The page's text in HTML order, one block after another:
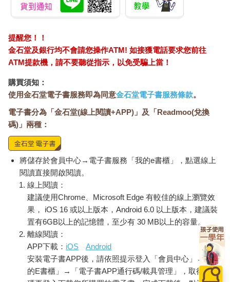
「挑毛病式教養」、「不斷比較小孩」及「不陪孩子面對挫
孩子常常感到爸媽不理解、或不願理解自己，同時覺得不斷被爸
媽、環境或師長逼著要比別人更優秀。
面對不合理的考試與課業量，學生像是腹背受敵，回到家經常得
不到家長的諒解。家長可能因為擔心小孩的程度跟不上，而別無
選擇地站在孩子的對立面，逼孩子考試拿高分。
最後，孩子在學校受挫，回到家裡又無人理解，就只剩下手機螢
幕後的世界能接納他了。
●受不了被逼著考試的人生
某天深夜兩點，突然收到晨曦來訊：「老師，我手機玩到停不下
來，我該怎麼辦？我怕跟爸媽講會被罵得更慘。」
收到這樣的訊息，我知道螢幕另一端的晨曦狀況肯定很糟。我立
刻安慰她，試著緩和她的情緒。「別擔心，我陪你面對。你現在
心情還好嗎？可以跟我說你之前的學習經歷嗎？」
晨曦回訊說，她再也受不了一直被逼著考試的人生。她形容自己
是典型被評量、考卷養大的小孩，不知從幾歲起，一次次的大小
考試都要被比較。她爸媽常說：「別人可以，你為什麼不行？」
每次念了書還考不好，自我否定已經很難受，回家再被爸媽補兩
刀，讓她坐在書桌前，只覺得書本攤在桌上，好像血盆大口會咬
「不知不覺地，我覺得手機螢幕後的世界，好溫暖、好迷人。」
晨曦的訊息再次印證我的觀察。對這些學生而言，學習太痛苦。
提醒您！！
金石堂及銀行均不會請您操作ATM! 如接獲電話要求您前往
ATM提款機，請不要聽從指示，以免受騙上當！
購買須知：
使用金石堂電子書服務即為同意金石堂電子書服務條款。
電子書分為「金石堂(線上閱讀+APP)」及「Readmoo(兌換
碼)」兩種：
將儲存於會員中心→電子書服務「我的e書櫃」，點選線上
閱讀直接開啟閱讀。
線上閱讀：
建議使用Chrome、Microsoft Edge 有較佳的線上瀏覽效
果， iOS 16 或以上版本，Android 6.0 以上版本，建議裝
置有6GB以上的記憶體，至少有 30 MB以上的容量。
離線閱讀：
APP下載： iOS
Android
安裝電子書APP後，請依照提示登入「會員中心」→「我
的E書櫃」→「電子書APP通行碼/載具管理」，取得通行